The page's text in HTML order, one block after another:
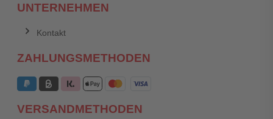
UNTERNEHMEN
Kontakt
ZAHLUNGSMETHODEN
VERSANDMETHODEN